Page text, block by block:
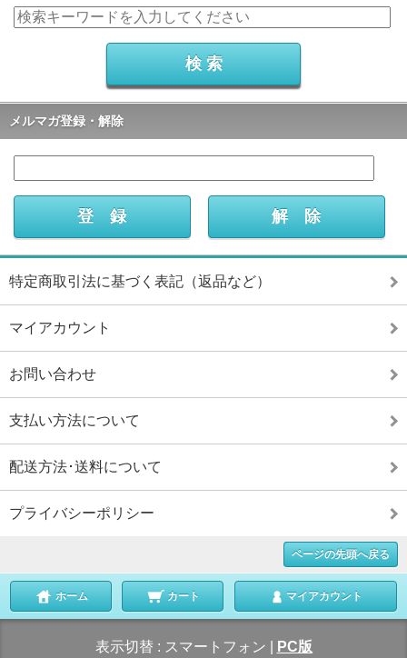
メルマガ登録・解除
特定商取引法に基づく表記（返品など）
マイアカウント
お問い合わせ
支払い方法について
配送方法･送料について
プライバシーポリシー
ページの先頭へ戻る
ホーム カート マイアカウント
表示切替 : スマートフォン PC版